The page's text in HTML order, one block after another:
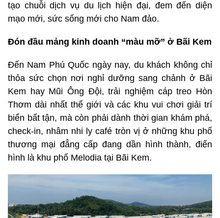
tạo chuỗi dịch vụ du lịch hiện đại, đem đến diện
mạo mới, sức sống mới cho Nam đảo.
Đón đầu mảng kinh doanh “màu mỡ” ở Bãi Kem
Đến Nam Phú Quốc ngày nay, du khách không chỉ
thỏa sức chọn nơi nghỉ dưỡng sang chảnh ở Bãi
Kem hay Mũi Ông Đội, trải nghiệm cáp treo Hòn
Thơm dài nhất thế giới và các khu vui chơi giải trí
biển bất tận, mà còn phải dành thời gian khám phá,
check-in, nhâm nhi ly café tròn vị ở những khu phố
thương mại đẳng cấp đang dần hình thành, điển
hình là khu phố Melodia tại Bãi Kem.